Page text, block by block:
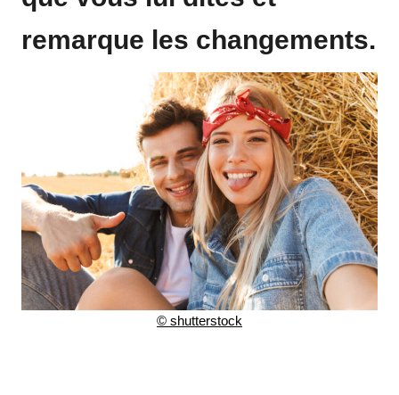
remarque les changements.
© shutterstock